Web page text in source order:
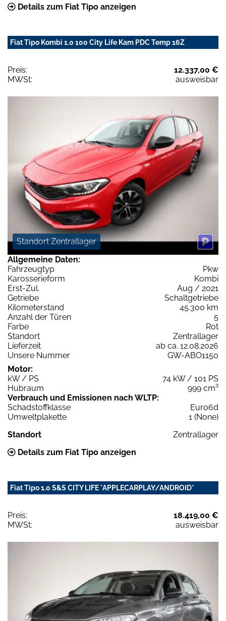
Details zum Fiat Tipo anzeigen
Fiat Tipo Kombi 1.0 100 City Life Kam PDC Temp 16Z
Preis:
12.337,00 €
MWSt:
ausweisbar
Standort Zentrallager
Allgemeine Daten:
Fahrzeugtyp
Pkw
Karosserieform
Kombi
Erst-Zul.
Aug / 2021
Getriebe
Schaltgetriebe
Kilometerstand
45.300 km
Anzahl der Türen
5
Farbe
Rot
Standort
Zentrallager
Lieferzeit
ab ca. 12.08.2026
Unsere Nummer
GW-ABO1150
Motor:
kW / PS
74 kW / 101 PS
Hubraum
999 cm³
Verbrauch und Emissionen nach WLTP:
Schadstoffklasse
Euro6d
Umweltplakette
1 (None)
Standort
Zentrallager
Details zum Fiat Tipo anzeigen
Fiat Tipo 1.0 S&S CITY LIFE *APPLECARPLAY/ANDROID*
Preis:
18.419,00 €
MWSt:
ausweisbar